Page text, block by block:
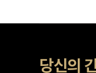
당신의